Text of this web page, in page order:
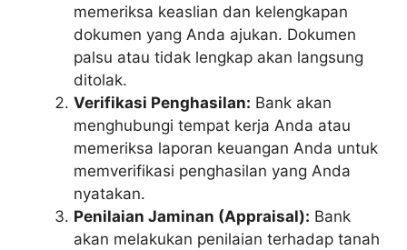
memeriksa keaslian dan kelengkapan
dokumen yang Anda ajukan. Dokumen
palsu atau tidak lengkap akan langsung
ditolak.
Verifikasi Penghasilan: Bank akan
menghubungi tempat kerja Anda atau
memeriksa laporan keuangan Anda untuk
memverifikasi penghasilan yang Anda
nyatakan.
Penilaian Jaminan (Appraisal): Bank
akan melakukan penilaian terhadap tanah